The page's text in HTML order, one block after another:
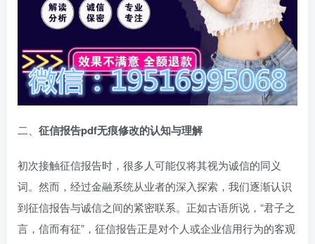
二、 征信报告pdf无痕修改的认知与理解
初次接触征信报告时，很多人可能仅将其视为诚信的同义
词。然而，经过金融系统从业者的深入探索，我们逐渐认识
到征信报告与诚信之间的紧密联系。正如古语所说，“君子之
言，信而有征”，征信报告正是对个人或企业信用行为的客观